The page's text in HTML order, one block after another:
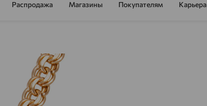
Распродажа Магазины Покупателям Карьера